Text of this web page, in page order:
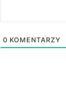
0 KOMENTARZY